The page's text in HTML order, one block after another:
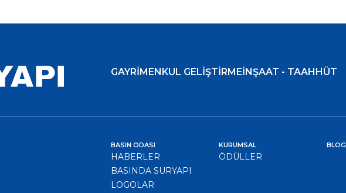
GAYRİMENKUL GELİŞTİRMEİNŞAAT - TAAHHÜT
BASIN ODASI
HABERLER
BASINDA SURYAPI
LOGOLAR
KURUMSAL
ÖDÜLLER
BLOG